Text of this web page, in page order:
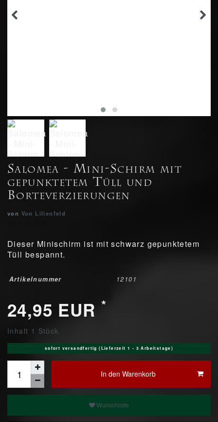
Salomea - Mini-Schirm mit
gepunktetem Tüll und
Borteverzierungen
von Von Lilienfeld
Dieser Minischirm ist mit schwarz gepunktetem
Tüll bespannt.
Artikelnummer 12101
24,95 EUR *
Inhalt 1 Stück
sofort versandfertig (Lieferzeit 1 - 3 Arbeitstage)
In den Warenkorb
Wunschliste